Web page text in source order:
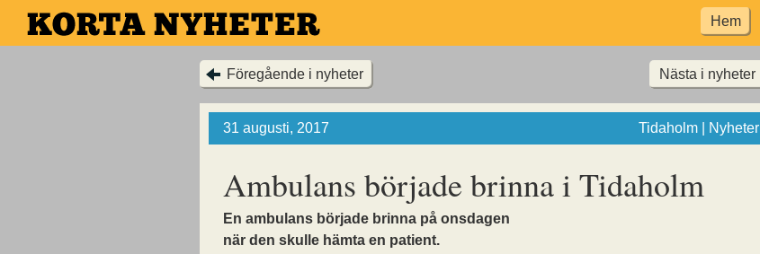
Hoppa
till
Hem
Föregående i nyheter Nästa i nyheter
31 augusti, 2017 Tidaholm | Nyheter
Ambulans började brinna i Tidaholm
En ambulans började brinna på onsdagen
när den skulle hämta en patient.